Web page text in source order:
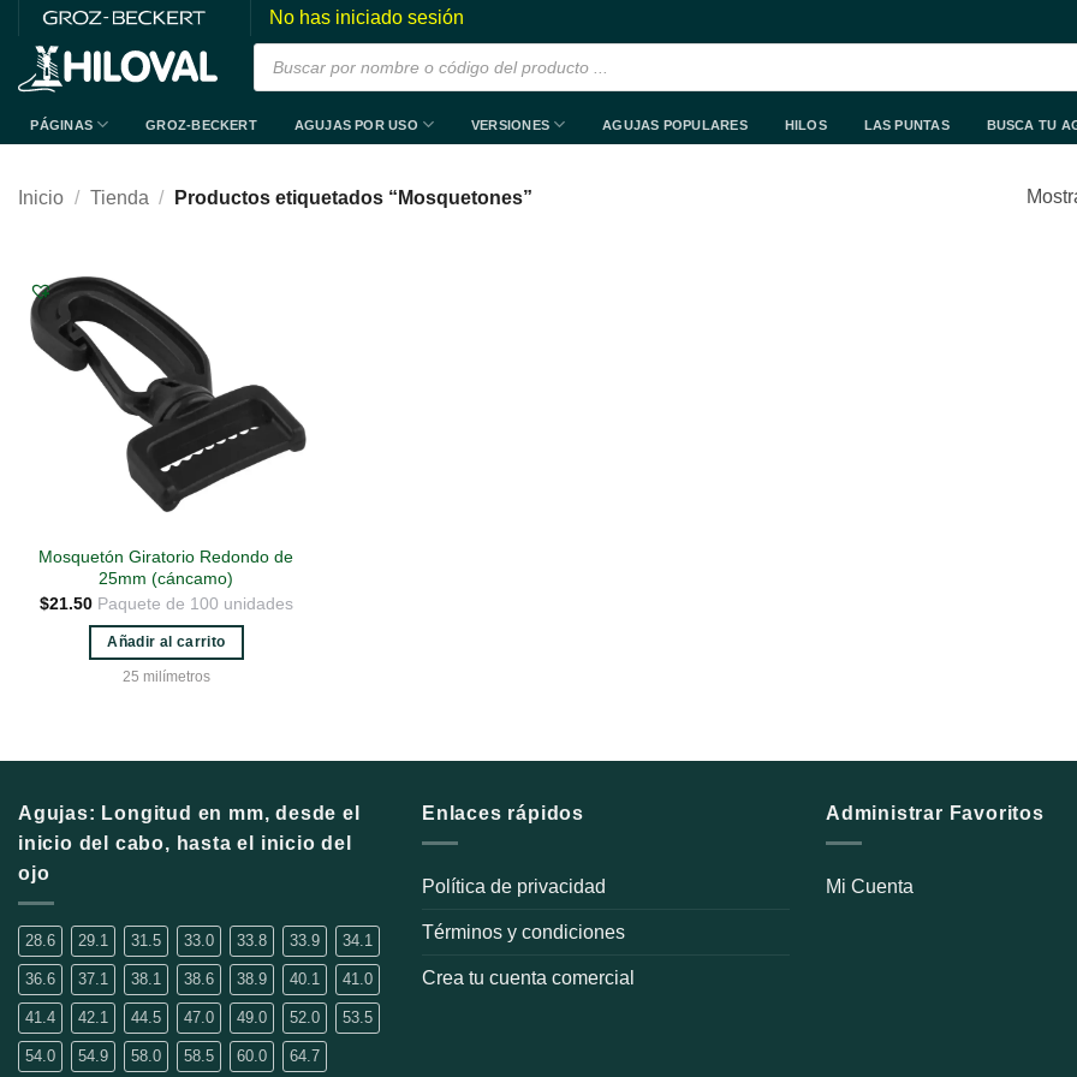
Saltar
contenido
No has iniciado sesión
Búsqueda
PÁGINAS GROZ-BECKERT AGUJAS POR USO VERSIONES AGUJAS POPULARES HILOS LAS PUNTAS BUSCA TU
Inicio / Tienda / Productos etiquetados “Mosquetones”
Mosquetón Giratorio Redondo de
25mm (cáncamo)
$21.50 Paquete de 100 unidades
Añadir al carrito
25 milímetros
Agujas: Longitud en mm, desde el
inicio del cabo, hasta el inicio del
ojo
28.6 29.1 31.5 33.0 33.8 33.9 34.1
36.6 37.1 38.1 38.6 38.9 40.1 41.0
41.4 42.1 44.5 47.0 49.0 52.0 53.5
54.0 54.9 58.0 58.5 60.0 64.7
Enlaces rápidos
Política de privacidad
Términos y condiciones
Crea tu cuenta comercial
Administrar Favoritos
Mi Cuenta